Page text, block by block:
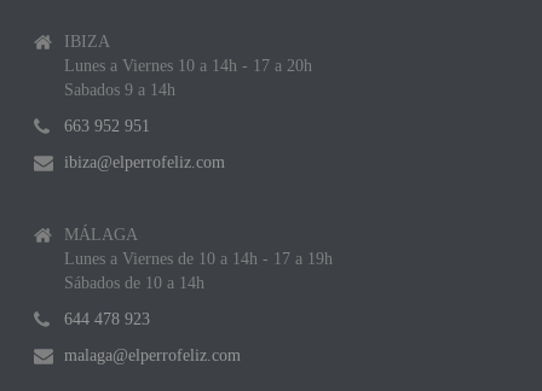
IBIZA
Lunes a Viernes 10 a 14h - 17 a 20h
Sabados 9 a 14h
663 952 951
ibiza@elperrofeliz.com
MÁLAGA
Lunes a Viernes de 10 a 14h - 17 a 19h
Sábados de 10 a 14h
644 478 923
malaga@elperrofeliz.com